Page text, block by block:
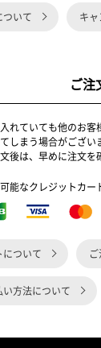
ついて キ
ご注
れていても他のお
しまう場合がござい
後は、早めに注文を
可能なクレジットカー
について
い方法について